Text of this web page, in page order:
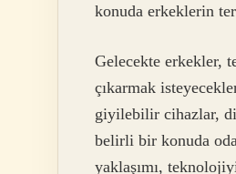
konuda erkeklerin
Gelecekte erkekler,
çıkarmak
giyilebilir cihazlar,
belirli bir konuda
yaklaşımı,